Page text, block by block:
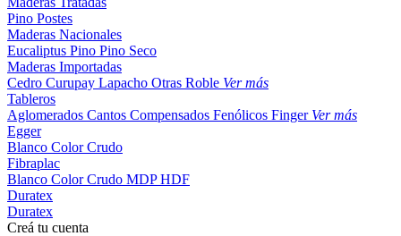
Pino Postes
Maderas Nacionales
Eucaliptus Pino Pino Seco
Maderas Importadas
Cedro Curupay Lapacho Otras Roble Ver más
Tableros
Aglomerados Cantos Compensados Fenólicos Finger Ver más
Egger
Blanco ColorCrudo
Fibraplac
Blanco ColorCrudo MDPHDF
Duratex
Duratex
Creá tu cuenta